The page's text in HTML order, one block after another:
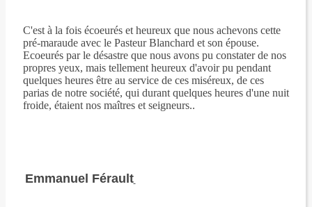
C'est à la fois écoeurés et heureux que nous achevons cette
pré-maraude avec le Pasteur Blanchard et son épouse.
Ecoeurés par le désastre que nous avons pu constater de nos
propres yeux, mais tellement heureux d'avoir pu pendant
quelques heures être au service de ces miséreux, de ces
parias de notre société, qui durant quelques heures d'une nuit
froide, étaient nos maîtres et seigneurs..
Emmanuel Férault